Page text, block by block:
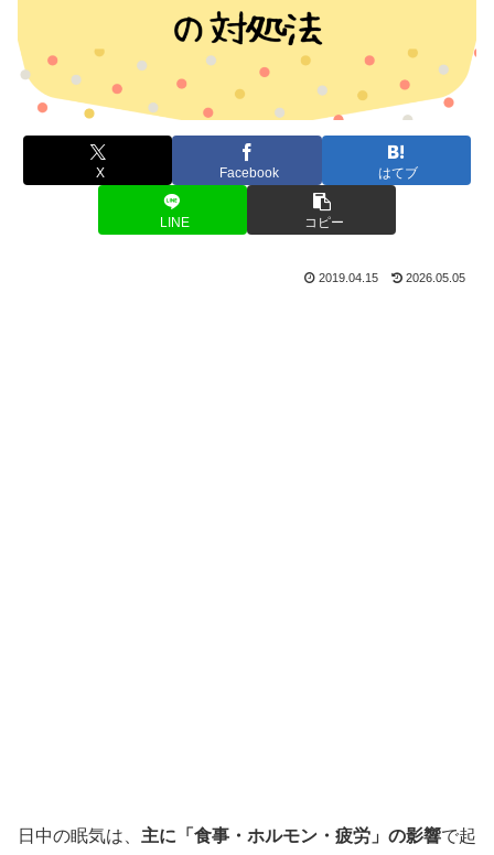
X Facebook はてブ
LINE コピー
2019.04.15 2026.05.05
日中の眠気は、 主に「食事・ホルモン・疲労」の影響で起